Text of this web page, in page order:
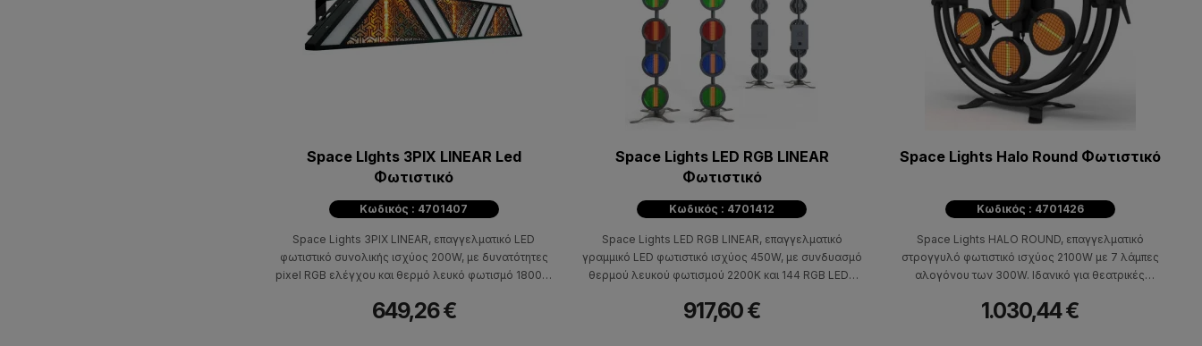
Space LIghts 3PIX LINEAR Led
Φωτιστικό
Κωδικός : 4701407
Space Lights 3PIX LINEAR, επαγγελματικό LED
φωτιστικό συνολικής ισχύος 200W, με δυνατότητες
pixel RGB ελέγχου και θερμό λευκό φωτισμό 1800K.
649,26 €
Space Lights LED RGB LINEAR
Φωτιστικό
Κωδικός : 4701412
Space Lights LED RGB LINEAR, επαγγελματικό
γραμμικό LED φωτιστικό ισχύος 450W, με συνδυασμό
θερμού λευκού φωτισμού 2200K και 144 RGB LEDs
πλατό, θεατρικές παραγωγές και events με retro
917,60 €
Space Lights Halo Round Φωτιστικό
Κωδικός : 4701426
Space Lights HALO ROUND, επαγγελματικό
στρογγυλό φωτιστικό ισχύος 2100W με 7 λάμπες
αλογόνου των 300W. Ιδανικό για θεατρικές
με retro αισθητική.
1.030,44 €